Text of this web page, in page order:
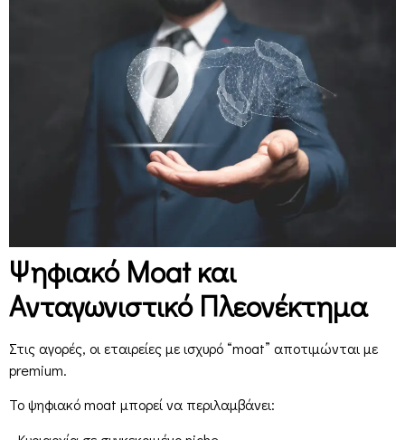
Ψηφιακό Moat και
Ανταγωνιστικό Πλεονέκτημα
Στις αγορές, οι εταιρείες με ισχυρό “moat” αποτιμώνται με
premium.
Το ψηφιακό moat μπορεί να περιλαμβάνει: